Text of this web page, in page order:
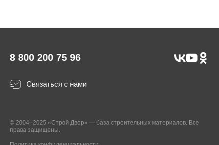
8 800 200 75 96
Связаться с нами
© 2004–2025 «Строй Двор» — база строительных материалов. Все
права защищены.